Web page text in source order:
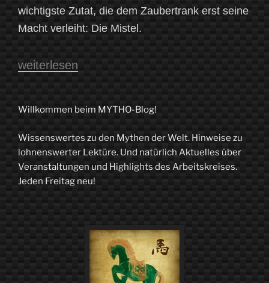
wichtigste Zutat, die dem Zaubertrank erst seine
Macht verleiht: Die Mistel.
„Küsse,
und
oder:
Geschichten
unter
weiterlesen
Willkommen beim MYTHO-Blog!
Wissenswertes zu den Mythen der Welt. Hinweise zu
lohnenswerter Lektüre. Und natürlich Aktuelles über
Veranstaltungen und Highlights des Arbeitskreises.
Jeden Freitag neu!